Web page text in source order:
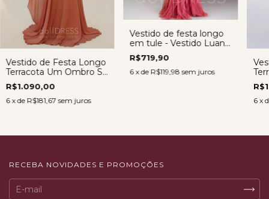
Vestido de Festa Longo
Terracota Um Ombro Só
em Crepe Museline –
Regina
R$1.090,00
6 x de R$181,67 sem juros
Vestido de festa longo
em tule - Vestido Luana
TERRACOTA
R$719,90
6 x de R$119,98 sem juros
6 x
RECEBA NOVIDADES E PROMOÇÕES